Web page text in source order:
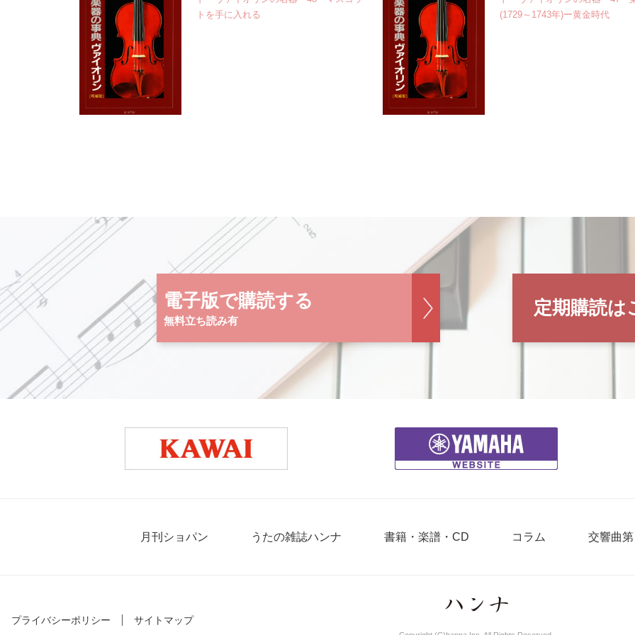
トを手に入れる
(1729～1743年)ー黄金時代
電子版で購読する
無料立ち読み有
定期購読は
月刊ショパン うたの雑誌ハンナ 書籍・楽譜・CD コラム 交響曲
プライバシーポリシー サイトマップ